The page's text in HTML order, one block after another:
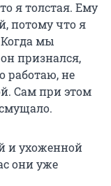
я толстая. Ему
потому что я
мы
признался,
работаю, не
Сам при этом
и ухоженной
они уже